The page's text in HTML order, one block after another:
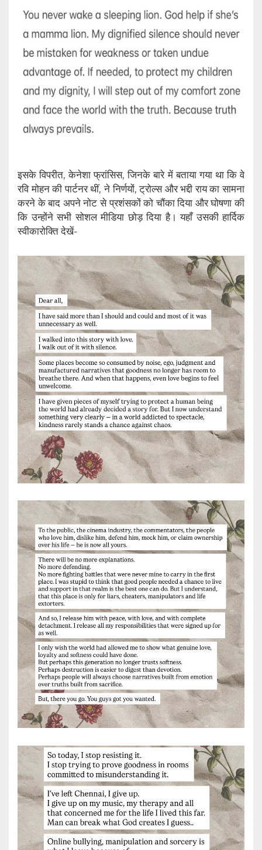
इसके विपरीत, केनेशा फ्रांसिस, जिनके बारे में बताया गया था कि वे
रवि मोहन की पार्टनर थीं, ने निर्णयों, ट्रोल्स और भद्दी राय का सामना
करने के बाद अपने नोट से प्रशंसकों को चौंका दिया और घोषणा की
कि उन्होंने सभी सोशल मीडिया छोड़ दिया है। यहाँ उसकी हार्दिक
स्वीकारोक्ति देखें-